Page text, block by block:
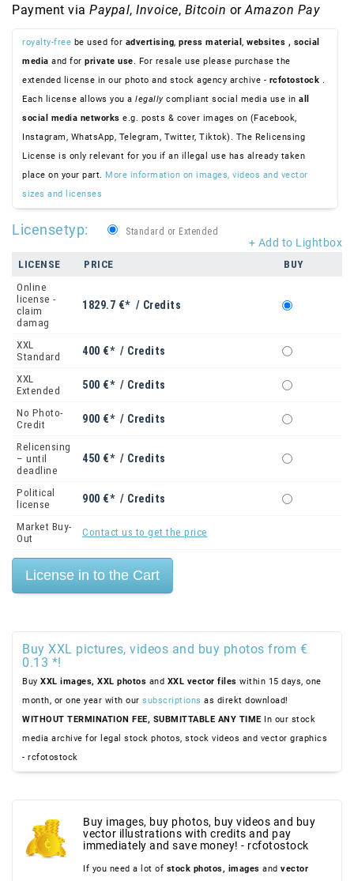
Payment via Paypal, Invoice, Bitcoin orAmazon Pay
royalty-free be used for advertising, press material , websites , social
media and for private use. For resale use please purchase the
extended license in our photo and stock agency archive - rcfotostock .
Each license allows you a legallycompliant social media use in all
social media networks e.g. posts & cover images on (Facebook,
Instagram, WhatsApp, Telegram, Twitter, Tiktok). The Relicensing
License is only relevant for you if an illegal use has already taken
place on your part. More information on images, videos and vector
sizes and licenses
+ Add to Lightbox
Licensetyp: Standard or Extended
LICENSE PRICE
BUY
Online
license -
claim
damag
1829.7 €* / Credits
XXL
Standard
400 €* / Credits
XXL
Extended
500 €* / Credits
No Photo-
Credit
900 €* / Credits
Relicensing
– until
deadline
450 €* / Credits
Political
license
900 €* / Credits
Market Buy-
Out
Contact us to get the price
Buy XXL pictures, videos and buy photos from €
0.13 *!
Buy XXL images, XXL photos and XXL vector files within 15 days, one
month, or one year with our subscriptions as direkt download!
WITHOUT TERMINATION FEE, SUBMITTABLE ANY TIME In our stock
media archive for legal stock photos, stock videos and vector graphics
- rcfotostock
Buy images, buy photos, buy videos and buy
vector illustrations with credits and pay
immediately and save money! - rcfotostock
If you need a lot of stock photos, images and vector